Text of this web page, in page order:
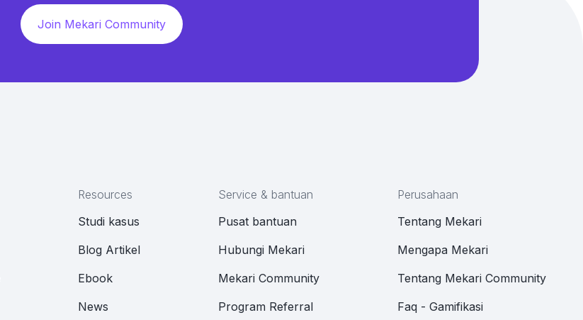
Join Mekari Community
Resources
Studi kasus
Blog Artikel
Ebook
News
Service & bantuan
Pusat bantuan
Hubungi Mekari
Mekari Community
Program Referral
Perusahaan
Tentang Mekari
Mengapa Mekari
Tentang Mekari Community
Faq - Gamifikasi